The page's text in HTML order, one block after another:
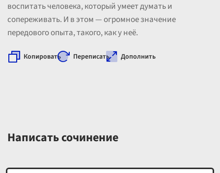
воспитать человека, который умеет думать и
сопереживать. И в этом — огромное значение
передового опыта, такого, как у неё.
Копировать Переписать Дополнить
Написать сочинение